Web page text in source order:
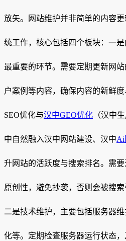
放矢。网站维护并非简单的内容
统工作，核心包括四个板块：一
最重要的环节。需要定期更新网
户案例等内容，确保内容的新鲜
SEO优化与汉中GEO优化 （汉中
中自然融入汉中网站建设、汉中Ai
升网站的活跃度与搜索排名。需
原创性，避免抄袭，否则会被搜索
二是技术维护，主要包括服务器
化等。定期检查服务器运行状态